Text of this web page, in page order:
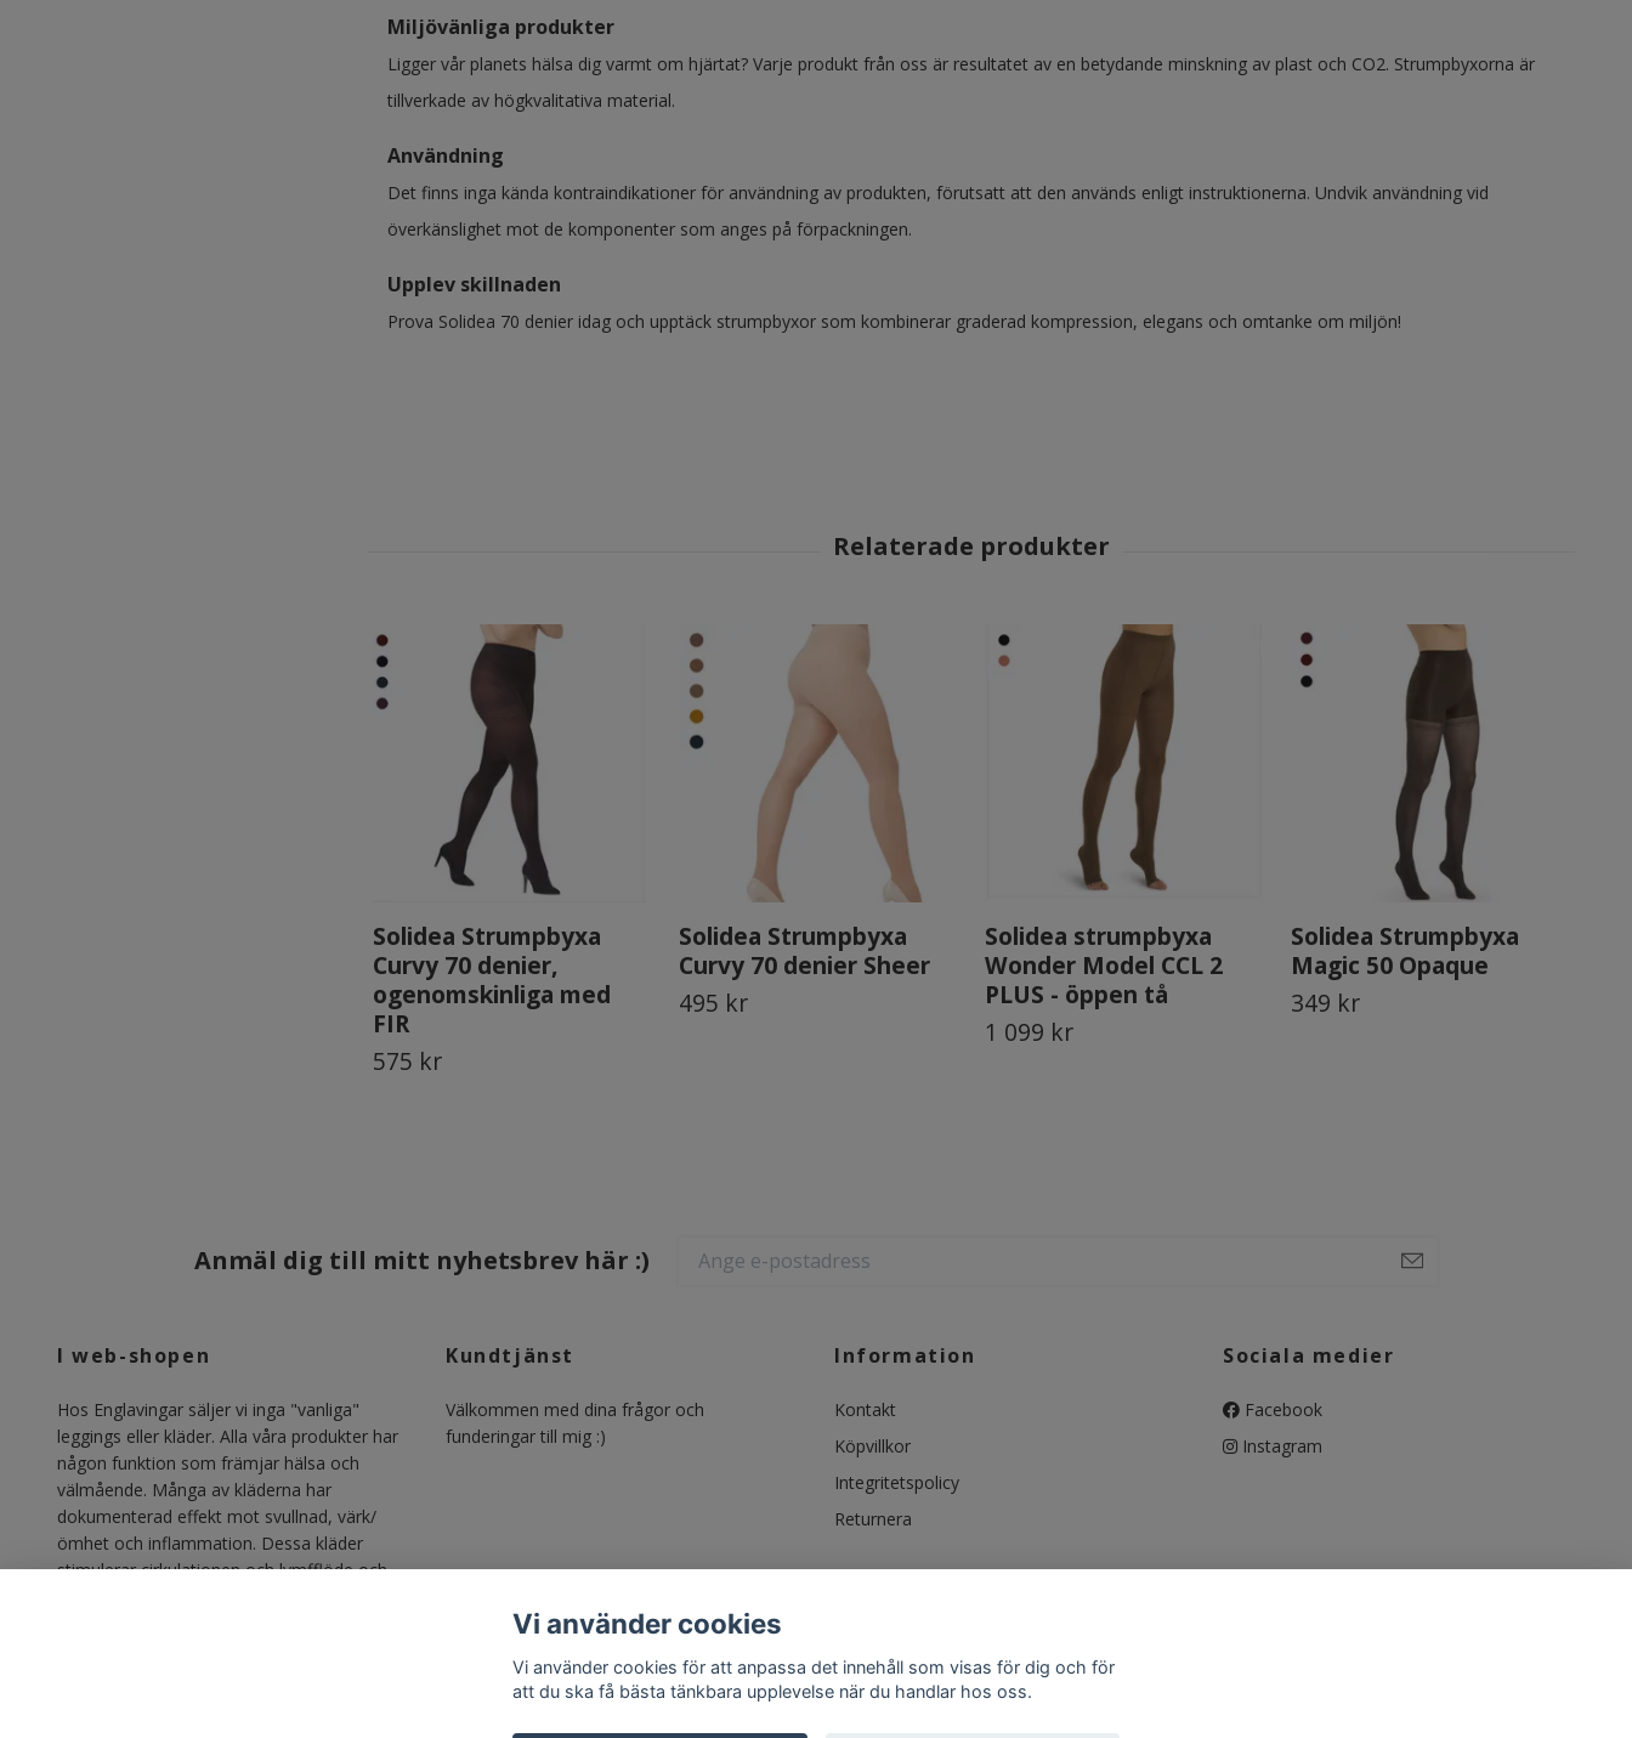
Miljövänliga produkter
Ligger vår planets hälsa dig varmt om hjärtat? Varje produkt från oss är resultatet av en betydande minskning av plast och CO2. Strumpbyxorna är
tillverkade av högkvalitativa material.
Användning
Det finns inga kända kontraindikationer för användning av produkten, förutsatt att den används enligt instruktionerna. Undvik användning vid
överkänslighet mot de komponenter som anges på förpackningen.
Upplev skillnaden
Prova Solidea 70 denier idag och upptäck strumpbyxor som kombinerar graderad kompression, elegans och omtanke om miljön!
Solidea Strumpbyxa
Curvy 70 denier,
ogenomskinliga med
FIR
575 kr
Solidea Strumpbyxa
Curvy 70 denier Sheer
495 kr
Solidea strumpbyxa
Wonder Model CCL 2
PLUS - öppen tå
1 099 kr
Solidea Strumpbyxa
Magic 50 Opaque
349 kr
Anmäl dig till mitt nyhetsbrev här :)
I web-shopen
Hos Englavingar säljer vi inga "vanliga"
leggings eller kläder. Alla våra produkter har
någon funktion som främjar hälsa och
välmående. Många av kläderna har
dokumenterad effekt mot svullnad, värk/
ömhet och inflammation. Dessa kläder
stimulerar cirkulationen och lymfflöde och
Kundtjänst
Välkommen med dina frågor och
funderingar till mig :)
Information
Kontakt
Köpvillkor
Integritetspolicy
Returnera
Sociala medier
Facebook
Instagram
Vi använder cookies
Vi använder cookies för att anpassa det innehåll som visas för dig och för
att du ska få bästa tänkbara upplevelse när du handlar hos oss.